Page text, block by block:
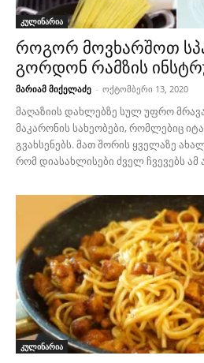
კულინარია
როგორ მოვხარშოთ
გორდონ რამზის
მარიამ მიქელაძე - ოქტომბერი 13, 2020
მაღაზიის დახლებზე სულ უფრო
მაკარონის სახეობები, რომლებიც
გვახსენებს. მათ შორის ყველაზე
რომ დიასახლისები ძველ ჩვევებს
კულინარია